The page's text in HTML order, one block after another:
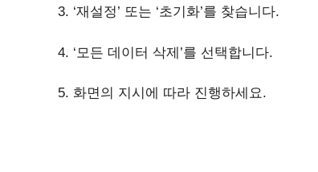
3. ‘재설정’ 또는 ‘초기화’를 찾습니다.
4. ‘모든 데이터 삭제’를 선택합니다.
5. 화면의 지시에 따라 진행하세요.